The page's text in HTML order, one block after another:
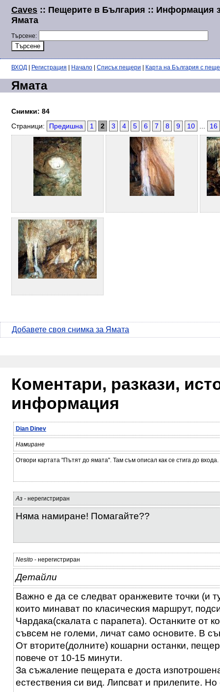
Caves :: Пещерите в България :: Информация
Ямата
Търсене:
ВХОД Регистрация Начало Списък пещери Карта на България с
Ямата
Снимки: 84
Страници:
Предишна 1 2 3 4 5 6 7 8 9 10 16
Добавете своя снимка за Ямата
Коментари, разкази,
информация
Dian Dinev
Намиране
Отвори картата "Пътят до ямата". Там съм описал как се стига до входа.
Аз - нерегистриран
Няма намиране! Помагайте??
Nesito - нерегистриран
Детайли
Важно е да се следват оранжевите точки (и
които минават по класическия маршрут,
Чардака(скалата с парапета). Останките от
съвсем не големи, личат само основите. В
От вторите(долните) кошарни останки,
повече от 10-15 минути.
За съжаление пещерата е доста
естествения си вид. Липсват и прилепите.